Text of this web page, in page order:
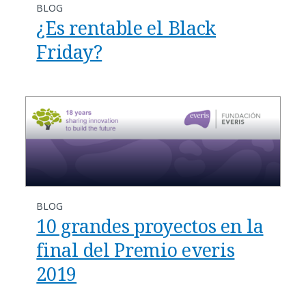
BLOG
¿Es rentable el Black
Friday?
BLOG
10 grandes proyectos en la
final del Premio everis
2019